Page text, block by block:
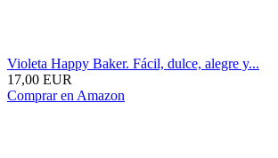
Violeta Happy Baker. Fácil, dulce, alegre y...
17,00 EUR
Comprar en Amazon